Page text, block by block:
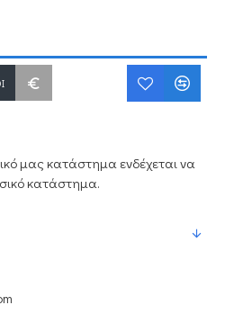
μας κατάστημα ενδέχεται να
κατάστημα.